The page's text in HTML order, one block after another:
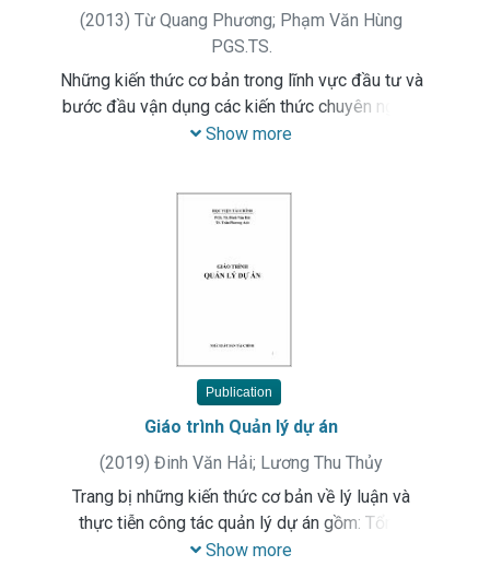
(2013) Từ Quang Phương; Phạm Văn Hùng
PGS.TS.
Những kiến thức cơ bản trong lĩnh vực đầu tư và
bước đầu vận dụng các kiến thức chuyên ngành
trong phân tích, đánh giá và thực hiện hoạt động
Show more
Publication
Giáo trình Quản lý dự án
(2019) Đinh Văn Hải; Lương Thu Thủy
Trang bị những kiến thức cơ bản về lý luận và
thực tiễn công tác quản lý dự án gồm: Tổng
quan về dự án và quản lý dự án; các phương
Show more